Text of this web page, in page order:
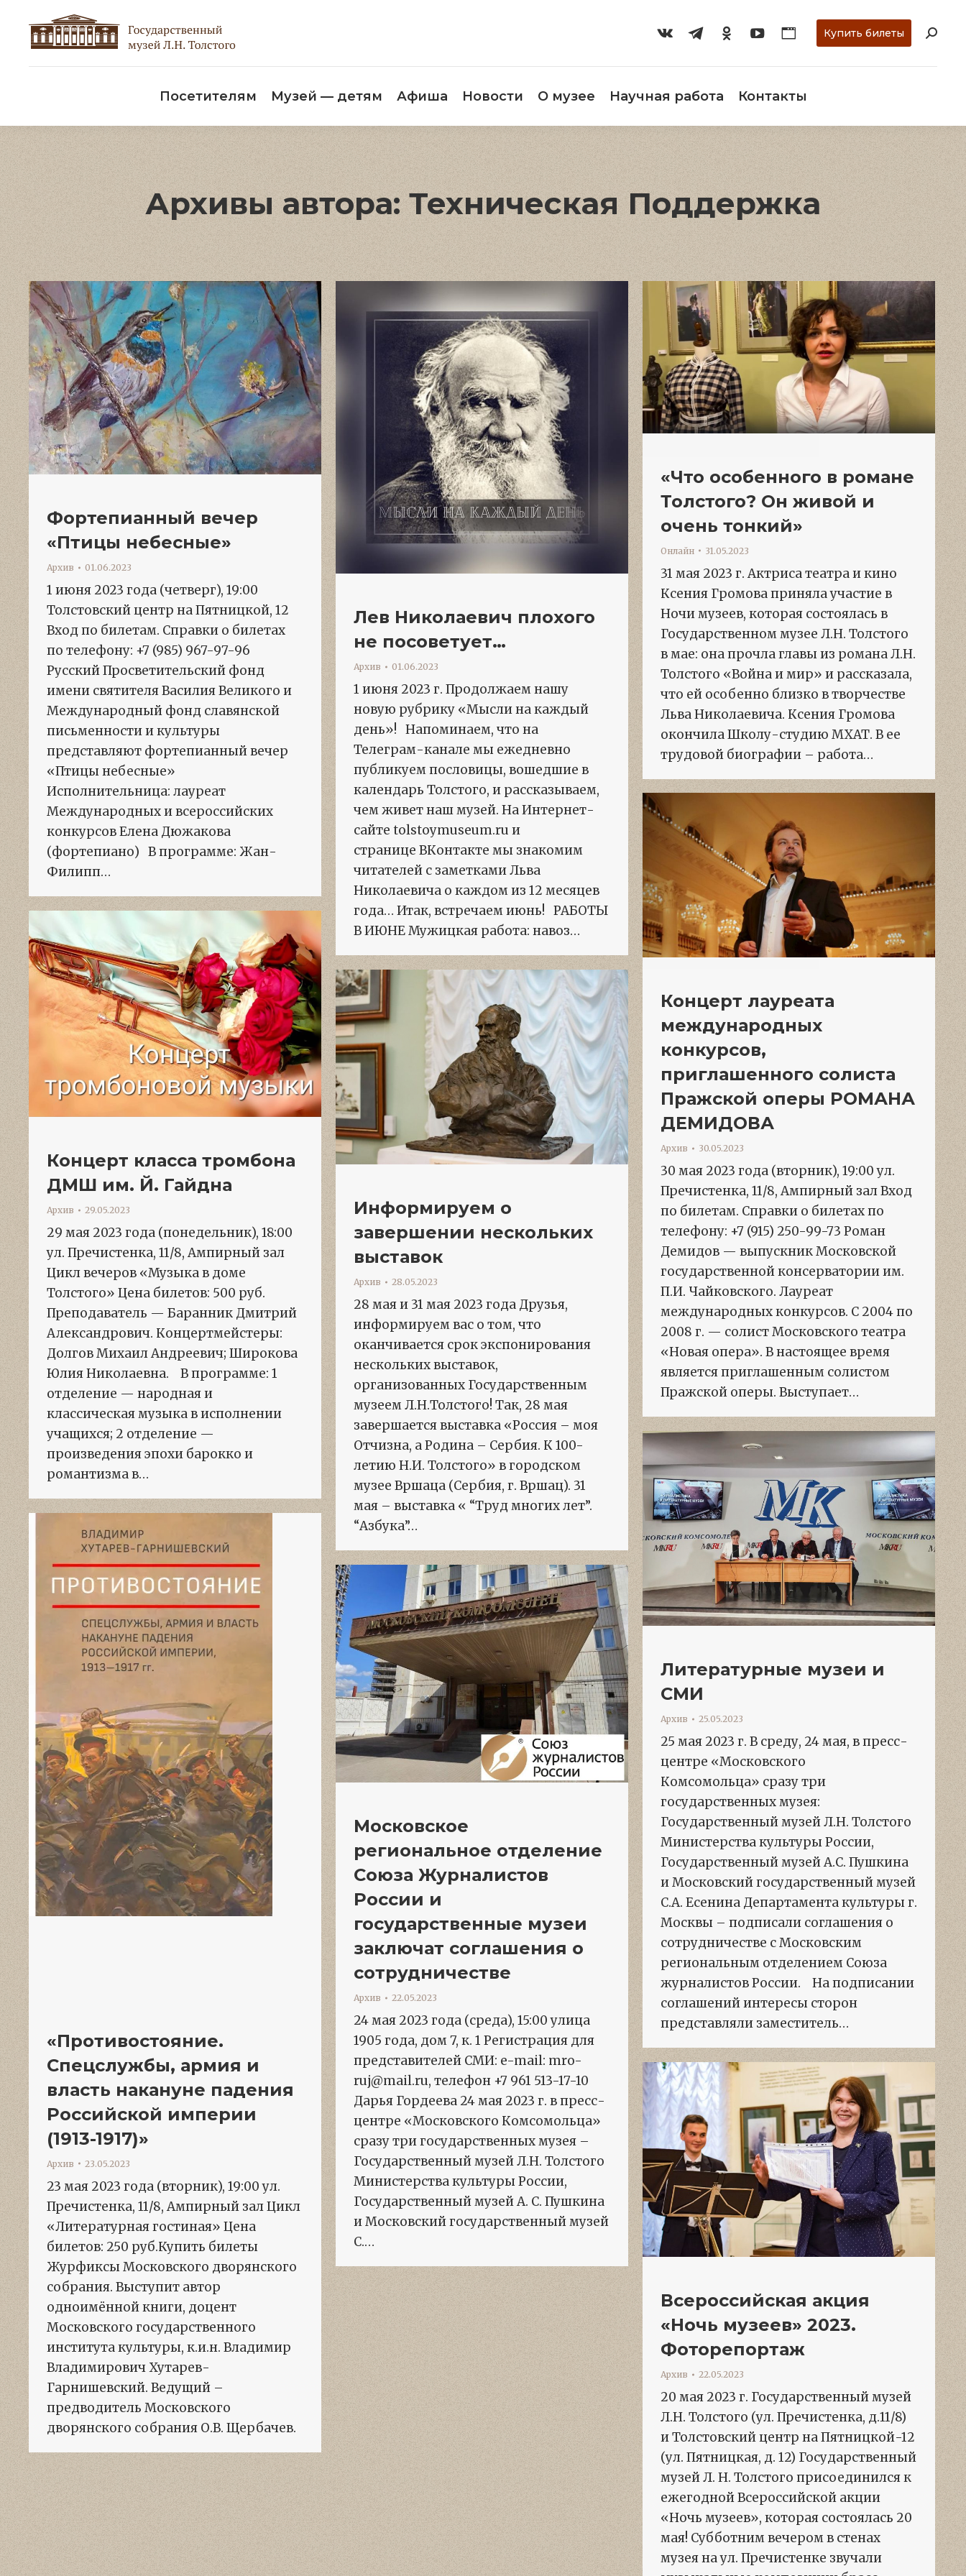
Купить билеты
Посетителям Музей — детям Афиша Новости О музее Научная работа Контакты
Архивы автора: Техническая Поддержка
Фортепианный вечер
«Птицы небесные»
Архив 01.06.2023
1 июня 2023 года (четверг), 19:00
Толстовский центр на Пятницкой, 12
Вход по билетам. Справки о билетах
по телефону: +7 (985) 967-97-96
Русский Просветительский фонд
имени святителя Василия Великого и
Международный фонд славянской
письменности и культуры
представляют фортепианный вечер
«Птицы небесные»
Исполнительница: лауреат
Международных и всероссийских
конкурсов Елена Дюжакова
(фортепиано) В программе: Жан-
Филипп…
Лев Николаевич плохого
не посоветует…
Архив 01.06.2023
1 июня 2023 г. Продолжаем нашу
новую рубрику «Мысли на каждый
день»! Напоминаем, что на
Телеграм-канале мы ежедневно
публикуем пословицы, вошедшие в
календарь Толстого, и рассказываем,
чем живет наш музей. На Интернет-
сайте tolstoymuseum.ru и
странице ВКонтакте мы знакомим
читателей с заметками Льва
Николаевича о каждом из 12 месяцев
года… Итак, встречаем июнь! РАБОТЫ
В ИЮНЕ Мужицкая работа: навоз…
«Что особенного в романе
Толстого? Он живой и
очень тонкий»
Онлайн 31.05.2023
31 мая 2023 г. Актриса театра и кино
Ксения Громова приняла участие в
Ночи музеев, которая состоялась в
Государственном музее Л.Н. Толстого
в мае: она прочла главы из романа Л.Н.
Толстого «Война и мир» и рассказала,
что ей особенно близко в творчестве
Льва Николаевича. Ксения Громова
окончила Школу-студию МХАТ. В ее
трудовой биографии – работа…
Концерт лауреата
международных
конкурсов,
приглашенного солиста
Пражской оперы РОМАНА
ДЕМИДОВА
Архив 30.05.2023
30 мая 2023 года (вторник), 19:00 ул.
Пречистенка, 11/8, Ампирный зал Вход
по билетам. Справки о билетах по
телефону: +7 (915) 250-99-73 Роман
Демидов — выпускник Московской
государственной консерватории им.
П.И. Чайковского. Лауреат
международных конкурсов. С 2004 по
2008 г. — солист Московского театра
«Новая опера». В настоящее время
является приглашенным солистом
Пражской оперы. Выступает…
Концерт класса тромбона
ДМШ им. Й. Гайдна
Архив 29.05.2023
29 мая 2023 года (понедельник), 18:00
ул. Пречистенка, 11/8, Ампирный зал
Цикл вечеров «Музыка в доме
Толстого» Цена билетов: 500 руб.
Преподаватель — Баранник Дмитрий
Александрович. Концертмейстеры:
Долгов Михаил Андреевич; Широкова
Юлия Николаевна. В программе: 1
отделение — народная и
классическая музыка в исполнении
учащихся; 2 отделение —
произведения эпохи барокко и
романтизма в…
Информируем о
завершении нескольких
выставок
Архив 28.05.2023
28 мая и 31 мая 2023 года Друзья,
информируем вас о том, что
оканчивается срок экспонирования
нескольких выставок,
организованных Государственным
музеем Л.Н.Толстого! Так, 28 мая
завершается выставка «Россия – моя
Отчизна, а Родина – Сербия. К 100-
летию Н.И. Толстого» в городском
музее Вршаца (Сербия, г. Вршац). 31
мая – выставка « “Труд многих лет”.
“Азбука”…
Литературные музеи и
СМИ
Архив 25.05.2023
25 мая 2023 г. В среду, 24 мая, в пресс-
центре «Московского
Комсомольца» сразу три
государственных музея:
Государственный музей Л.Н. Толстого
Министерства культуры России,
Государственный музей А.С. Пушкина
и Московский государственный музей
С.А. Есенина Департамента культуры г.
Москвы – подписали соглашения о
сотрудничестве с Московским
региональным отделением Союза
журналистов России. На подписании
соглашений интересы сторон
представляли заместитель…
«Противостояние.
Спецслужбы, армия и
власть накануне падения
Российской империи
(1913-1917)»
Архив 23.05.2023
23 мая 2023 года (вторник), 19:00 ул.
Пречистенка, 11/8, Ампирный зал Цикл
«Литературная гостиная» Цена
билетов: 250 руб.Купить билеты
Журфиксы Московского дворянского
собрания. Выступит автор
одноимённой книги, доцент
Московского государственного
института культуры, к.и.н. Владимир
Владимирович Хутарев-
Гарнишевский. Ведущий –
предводитель Московского
дворянского собрания О.В. Щербачев.
Московское
региональное отделение
Союза Журналистов
России и
государственные музеи
заключат соглашения о
сотрудничестве
Архив 22.05.2023
24 мая 2023 года (среда), 15:00 улица
1905 года, дом 7, к. 1 Регистрация для
представителей СМИ: e-mail: mro-
ruj@mail.ru, телефон +7 961 513-17-10
Дарья Гордеева 24 мая 2023 г. в пресс-
центре «Московского Комсомольца»
сразу три государственных музея –
Государственный музей Л.Н. Толстого
Министерства культуры России,
Государственный музей А. С. Пушкина
и Московский государственный музей
С.…
Всероссийская акция
«Ночь музеев» 2023.
Фоторепортаж
Архив 22.05.2023
20 мая 2023 г. Государственный музей
Л.Н. Толстого (ул. Пречистенка, д.11/8)
и Толстовский центр на Пятницкой-12
(ул. Пятницкая, д. 12) Государственный
музей Л. Н. Толстого присоединился к
ежегодной Всероссийской акции
«Ночь музеев», которая состоялась 20
мая! Субботним вечером в стенах
музея на ул. Пречистенке звучали
О музее Научная работа Контакты